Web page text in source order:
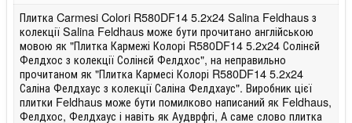
Плитка Carmesi Colori R580DF14 5.2x24 Salina Feldhaus з
колекції Salina Feldhaus може бути прочитано англійською
мовою як "Плитка Кармежі Колорі R580DF14 5.2x24 Солінєй
Фелдхос з колекції Солінєй Фелдхос", на неправильно
прочитаном як "Плитка Кармесі Колорі R580DF14 5.2x24
Саліна Фелдхаус з колекції Саліна Фелдхаус". Виробник цієї
плитки Feldhaus може бути помилково написаний як Feldhaus,
Фелдхос, Фелдхаус і навіть як Аудврфгі, А саме слово плитка